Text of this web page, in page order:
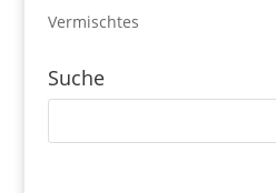
Vermischtes
Suche